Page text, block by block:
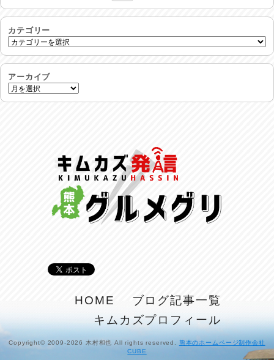
命を守る行動を…
土用丑の日♪
2026/07/28
反省会♪
リスナーの集い！
2026/07/25
馬肉料理 桜馬亭
2026/07/24
カテゴリー
アーカイブ
HOME
ブログ記事一覧
キムカズプロフィール
Copyright© 2009-2026 木村和也 All rights reserved. 熊本のホームページ制作会社
CUBE